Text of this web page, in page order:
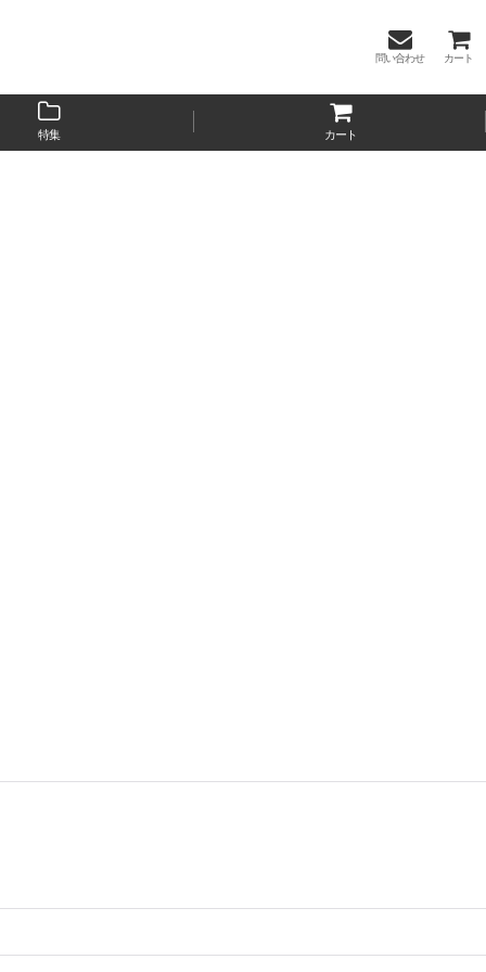
問い合わせ カート
特集 カート